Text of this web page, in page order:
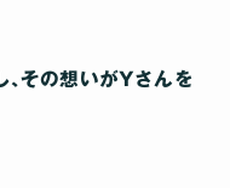
､その想いがYさんを